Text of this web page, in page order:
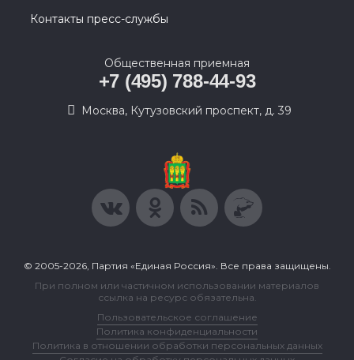
Контакты пресс-службы
Общественная приемная
+7 (495) 788-44-93
Москва, Кутузовский проспект, д. 39
© 2005-2026, Партия «Единая Россия». Все права защищены.
При полном или частичном использовании материалов
ссылка на ресурс обязательна.
Пользовательское соглашение
Политика конфиденциальности
Политика в отношении обработки персональных данных